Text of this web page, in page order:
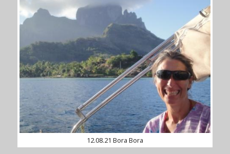
12.08.21 Bora Bora